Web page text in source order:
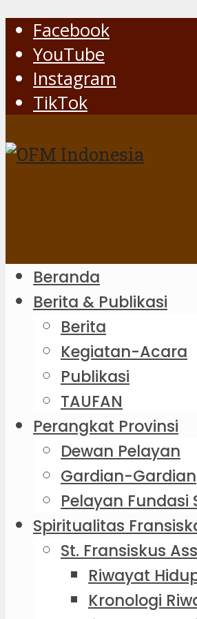
Facebook
YouTube
Instagram
TikTok
Beranda
Berita & Publikasi
Berita
Kegiatan-Acara
Publikasi
TAUFAN
Perangkat Provinsi
Dewan Pelayan
Gardian-Gardian
Pelayan Fundasi
Spiritualitas
St. Fransiskus
Riwayat
Kronologi